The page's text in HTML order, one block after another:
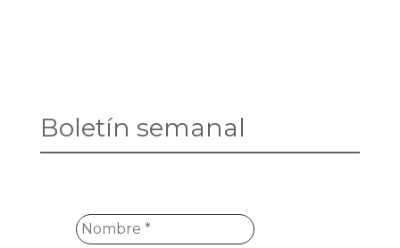
Boletín semanal